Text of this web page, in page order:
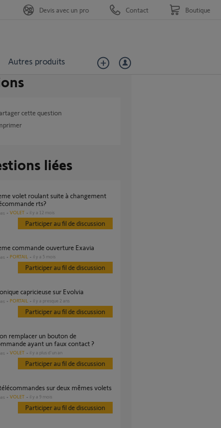
Autres produits
Devis avec un pro Contact Boutique
cette question
liées
rts?
VOLET il y a 12 mois
Participer au fil de discussion
commande ouverture Exavia
PORTAIL il y a 5 mois
Participer au fil de discussion
capricieuse sur Evolvia
PORTAIL il y a presque 2 ans
Participer au fil de discussion
ayant un faux contact ?
VOLET il y a plus d'un an
Participer au fil de discussion
télécommandes sur deux mêmes volets
VOLET il y a 9 mois
Participer au fil de discussion